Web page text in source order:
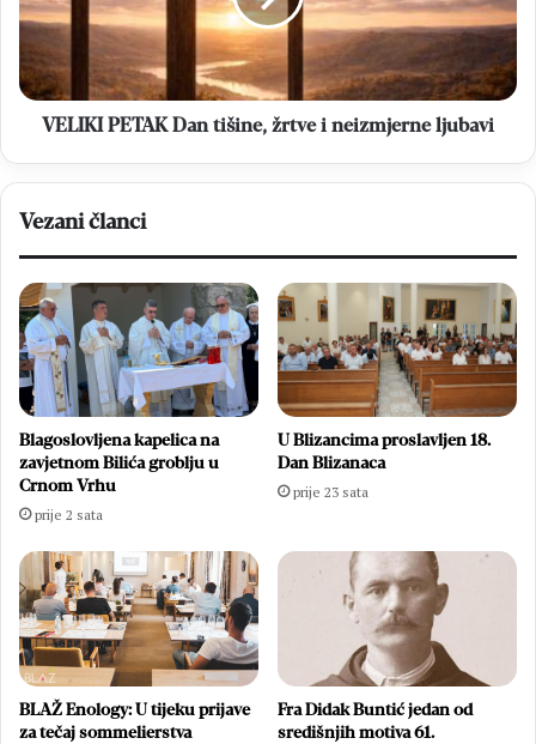
i
neizmjerne
ljubavi
VELIKI PETAK Dan tišine, žrtve i neizmjerne ljubavi
Vezani članci
Blagoslovljena kapelica na
zavjetnom Bilića groblju u
Crnom Vrhu
prije 2 sata
U Blizancima proslavljen 18.
Dan Blizanaca
prije 23 sata
BLAŽ Enology: U tijeku prijave
za tečaj sommelierstva
Fra Didak Buntić jedan od
središnjih motiva 61.